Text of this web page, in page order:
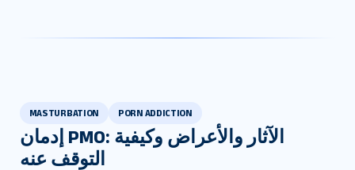
MASTURBATION PORN ADDICTION
إدمان PMO: الآثار والأعراض وكيفية
التوقف عنه